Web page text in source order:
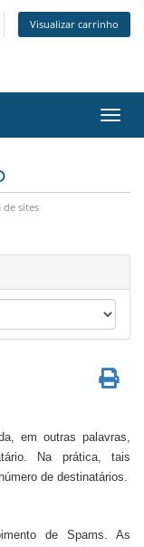
Visualizar carrinho
de sites
em outras palavras,
Na prática, tais
de destinatários.
de Spams. As